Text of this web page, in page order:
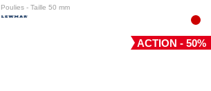
Poulies - Taille 50 mm
ACTION - 50%